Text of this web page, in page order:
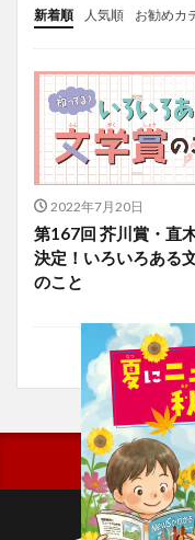
新着順 人気順
お勧めカ
投稿
学び
マンガ
電子書
2022年7月20日
第167回 芥川賞・直
決定！いろいろある
のこと